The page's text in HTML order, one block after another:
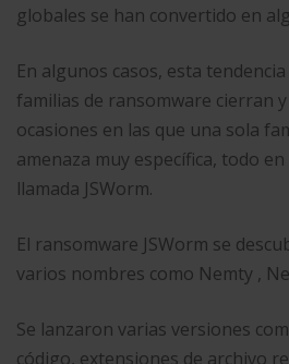
globales se han convertido en
En algunos casos, esta
familias de ransomware cierran
ocasiones en las que una sola
amenaza muy específica, todo
llamada JSWorm.
El ransomware JSWorm se
varios nombres como Nemty ,
Se lanzaron varias versiones
código, extensiones de archivo